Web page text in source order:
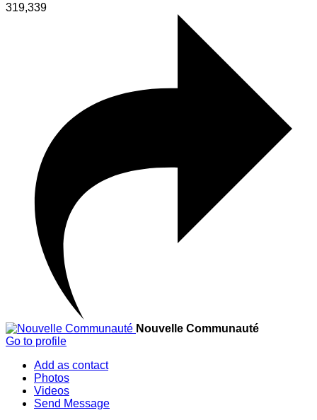
319,339
Nouvelle Communauté
Go to profile
Add as contact
Photos
Videos
Send Message